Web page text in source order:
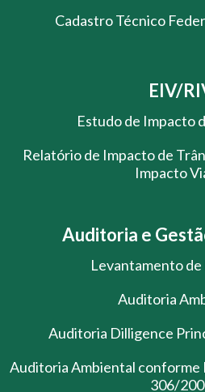
Cadastro Técnico
EIV/
Estudo de Impacto
Relatório de Impacto de
Impacto
Auditoria e
Levantamento
Auditoria
Auditoria Dilligence
Auditoria Ambiental conforme
306/